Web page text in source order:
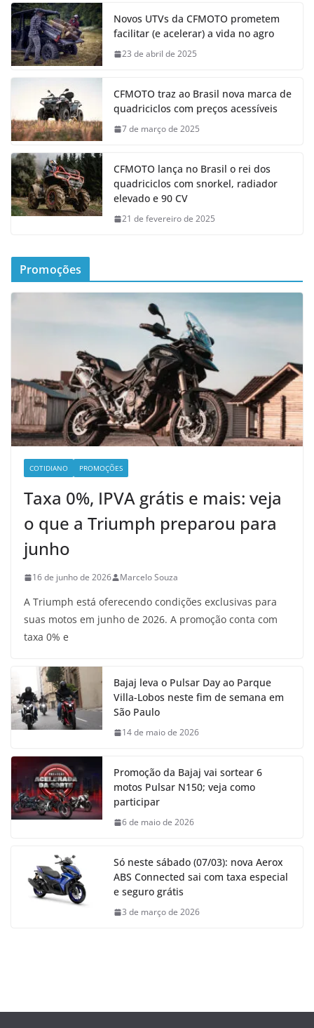
Novos UTVs da CFMOTO prometem
facilitar (e acelerar) a vida no agro
23 de abril de 2025
CFMOTO traz ao Brasil nova marca de
quadriciclos com preços acessíveis
7 de março de 2025
CFMOTO lança no Brasil o rei dos
quadriciclos com snorkel, radiador
elevado e 90 CV
21 de fevereiro de 2025
Promoções
COTIDIANO PROMOÇÕES
Taxa 0%, IPVA grátis e mais: veja
o que a Triumph preparou para
junho
16 de junho de 2026 Marcelo Souza
A Triumph está oferecendo condições exclusivas para
suas motos em junho de 2026. A promoção conta com
taxa 0% e
Bajaj leva o Pulsar Day ao Parque
Villa-Lobos neste fim de semana em
São Paulo
14 de maio de 2026
Promoção da Bajaj vai sortear 6
motos Pulsar N150; veja como
participar
6 de maio de 2026
Só neste sábado (07/03): nova Aerox
ABS Connected sai com taxa especial
e seguro grátis
3 de março de 2026